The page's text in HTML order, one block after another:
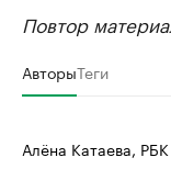
Повтор
АвторыТеги
Алёна Катаева,